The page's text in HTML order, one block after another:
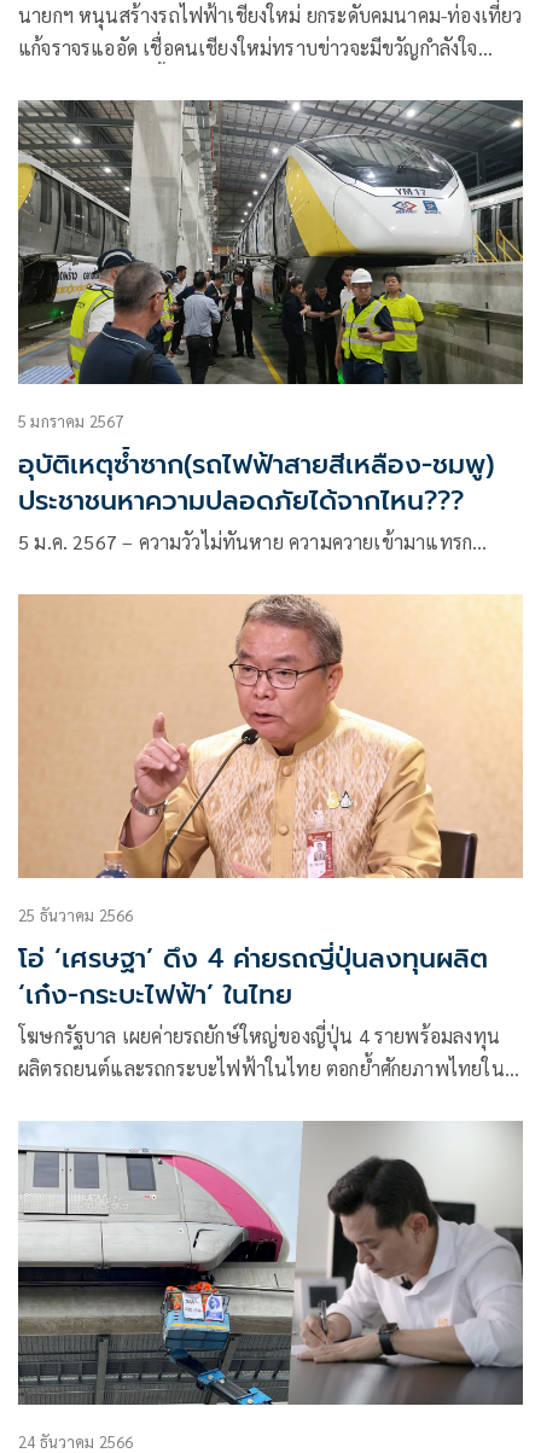
นายกฯ หนุนสร้างรถไฟฟ้าเชียงใหม่ ยกระดับคมนาคม-ท่องเที่ยว
แก้จราจรแออัด เชื่อคนเชียงใหม่ทราบข่าวจะมีขวัญกำลังใจ
เข้าสภาแล้ว
5 มกราคม 2567
อุบัติเหตุซ้ำซาก(รถไฟฟ้าสายสีเหลือง-ชมพู)
ประชาชนหาความปลอดภัยได้จากไหน???
5 ม.ค. 2567 – ความวัวไม่ทันหาย ความควายเข้ามาแทรก…
25 ธันวาคม 2566
โอ่ ‘เศรษฐา’ ดึง 4 ค่ายรถญี่ปุ่นลงทุนผลิต
‘เก๋ง-กระบะไฟฟ้า’ ในไทย
โฆษกรัฐบาล เผยค่ายรถยักษ์ใหญ่ของญี่ปุ่น 4 รายพร้อมลงทุน
ผลิตรถยนต์และรถกระบะไฟฟ้าในไทย ตอกย้ำศักยภาพไทยใน
ด้านนโยบายสนับสนุนการลงทุนในประเทศของไทย
24 ธันวาคม 2566